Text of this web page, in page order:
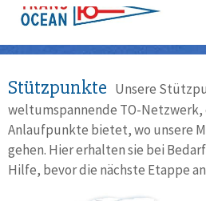
Stützpunkte Unsere
weltumspannende TO-Netzwerk,
Anlaufpunkte bietet, wo unsere
gehen. Hier erhalten sie bei
Hilfe, bevor die nächste Etappe